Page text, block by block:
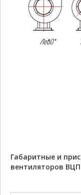
Габаритные и
вентиляторов ВЦП